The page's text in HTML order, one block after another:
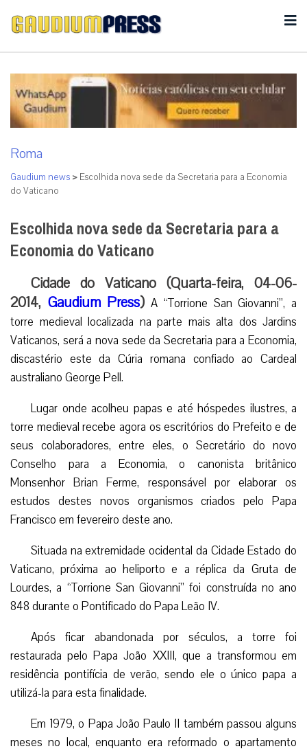
Roma
Gaudium news > Escolhida nova sede da Secretaria para a Economia
do Vaticano
Escolhida nova sede da Secretaria para a
Economia do Vaticano
Cidade do Vaticano (Quarta-feira, 04-06-
2014, Gaudium Press) A “Torrione San Giovanni”, a
torre medieval localizada na parte mais alta dos Jardins
Vaticanos, será a nova sede da Secretaria para a Economia,
discastério este da Cúria romana confiado ao Cardeal
australiano George Pell.
Lugar onde acolheu papas e até hóspedes ilustres, a
torre medieval recebe agora os escritórios do Prefeito e de
seus colaboradores, entre eles, o Secretário do novo
Conselho para a Economia, o canonista britânico
Monsenhor Brian Ferme, responsável por elaborar os
estudos destes novos organismos criados pelo Papa
Francisco em fevereiro deste ano.
Situada na extremidade ocidental da Cidade Estado do
Vaticano, próxima ao heliporto e a réplica da Gruta de
Lourdes, a “Torrione San Giovanni” foi construída no ano
848 durante o Pontificado do Papa Leão IV.
Após ficar abandonada por séculos, a torre foi
restaurada pelo Papa João XXIII, que a transformou em
residência pontifícia de verão, sendo ele o único papa a
utilizá-la para esta finalidade.
Em 1979, o Papa João Paulo II também passou alguns
meses no local, enquanto era reformado o apartamento